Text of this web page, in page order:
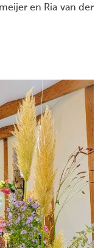
en Ria van der